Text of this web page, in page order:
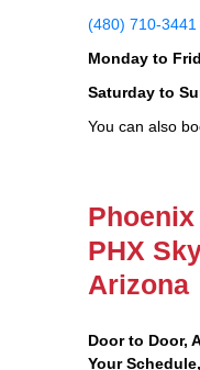
(480) 710-3441
Monday to
Saturday to
You can also
PHX
Arizona
Door to Door,
Your